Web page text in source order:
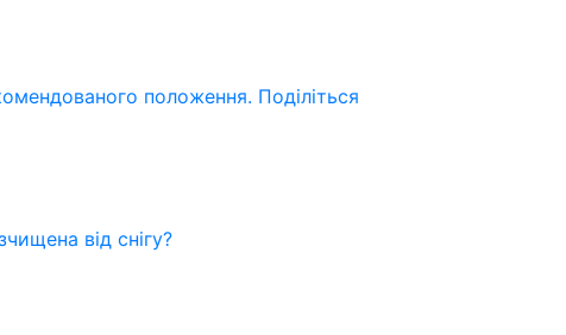
положення. Поділіться
від снігу?